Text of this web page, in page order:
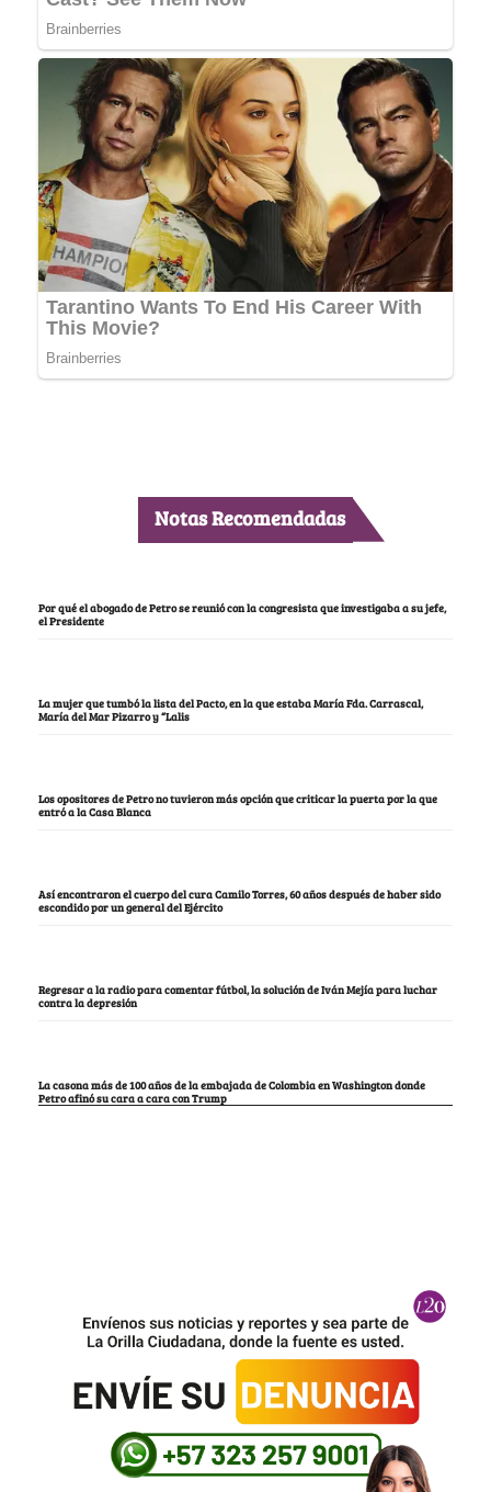
Notas Recomendadas
Por qué el abogado de Petro se reunió con la congresista que investigaba a su jefe,
el Presidente
La mujer que tumbó la lista del Pacto, en la que estaba María Fda. Carrascal,
María del Mar Pizarro y “Lalis
Los opositores de Petro no tuvieron más opción que criticar la puerta por la que
entró a la Casa Blanca
Así encontraron el cuerpo del cura Camilo Torres, 60 años después de haber sido
escondido por un general del Ejército
Regresar a la radio para comentar fútbol, la solución de Iván Mejía para luchar
contra la depresión
La casona más de 100 años de la embajada de Colombia en Washington donde
Petro afinó su cara a cara con Trump